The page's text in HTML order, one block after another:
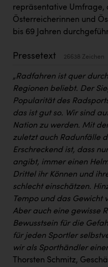
KLIPP Frisör
Oldtimer Raststationen
Österreichischer
Orlen
Passage Linz
PÜSPÖK
REMAX
RE/MAX Welcome
Resch&Frisch
RUBBLE MASTER
repräsentative Umfrage,
Österreicherinnen und
bis 69 Jahren
Pressetext 26638 Zeichen
„Radfahren ist quer
Regionen beliebt. Der
Popularität des
das ist gut so. Wir sind
Nation zu werden. Mit
zuletzt auch Radunfälle
Erschreckend ist, dass
angibt, immer einen
Drittel ihr Können und
schlecht einschätzen.
Tempo und das Gewicht
Aber auch eine gewisse
Bewusstsein für die
für jeden Sportler
wir als Sporthändler
Thorsten Schmitz,